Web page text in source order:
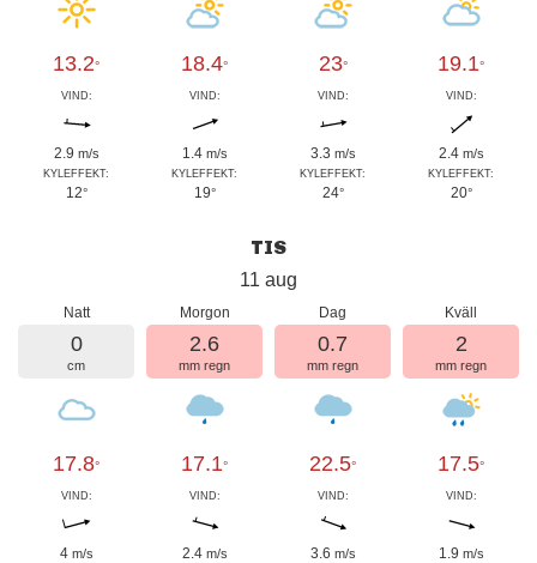
13.2°
VIND:
2.9 m/s
KYLEFFEKT:
12°
18.4°
VIND:
1.4 m/s
KYLEFFEKT:
19°
23°
VIND:
3.3 m/s
KYLEFFEKT:
24°
19.1°
VIND:
2.4 m/s
KYLEFFEKT:
20°
TIS
11 aug
Natt
0
cm
17.8°
VIND:
4 m/s
Morgon
2.6
mm regn
17.1°
VIND:
2.4 m/s
Dag
0.7
mm regn
22.5°
VIND:
3.6 m/s
Kväll
2
mm regn
17.5°
VIND:
1.9 m/s